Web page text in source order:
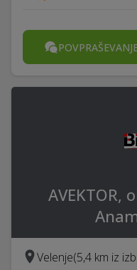
AVEKTOR,
Velenje(5,4 km iz